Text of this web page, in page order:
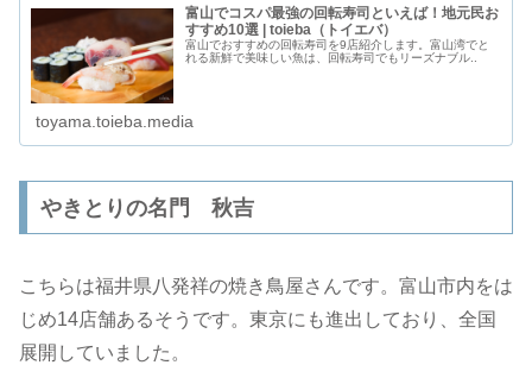
富山でコスパ最強の回転寿司といえば！地元民お
すすめ10選 | toieba（トイエバ）
富山でおすすめの回転寿司を9店紹介します。富山湾でと
れる新鮮で美味しい魚は、回転寿司でもリーズナブル..
toyama.toieba.media
やきとりの名門 秋吉
こちらは福井県八発祥の焼き鳥屋さんです。富山市内をは
じめ14店舗あるそうです。東京にも進出しており、全国
展開していました。